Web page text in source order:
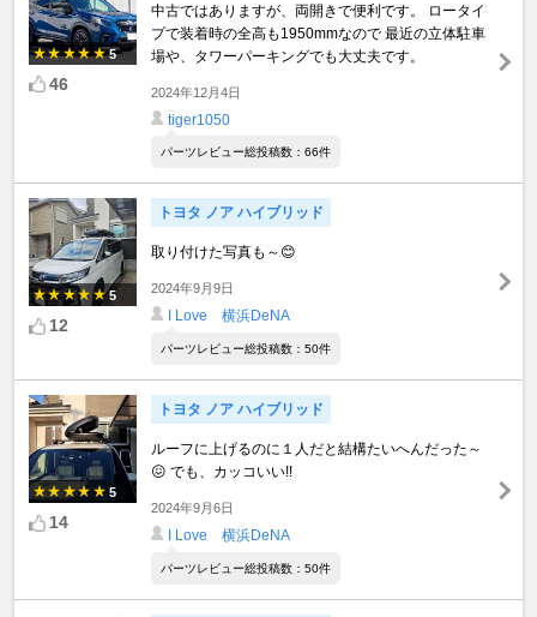
5
46
中古ではありますが、両開きで便利です。 ロータイ
プで装着時の全高も1950mmなので 最近の立体駐車
場や、タワーパーキングでも大丈夫です。
2024年12月4日
tiger1050
パーツレビュー総投稿数：66件
5
12
トヨタ ノア ハイブリッド
取り付けた写真も～😊
2024年9月9日
I Love 横浜DeNA
パーツレビュー総投稿数：50件
5
14
トヨタ ノア ハイブリッド
ルーフに上げるのに１人だと結構たいへんだった～
😖 でも、カッコいい!!
2024年9月6日
I Love 横浜DeNA
パーツレビュー総投稿数：50件